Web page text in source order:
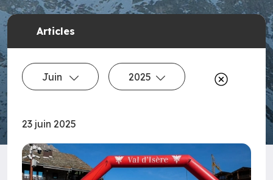
Articles
Juin 2025
23 juin 2025